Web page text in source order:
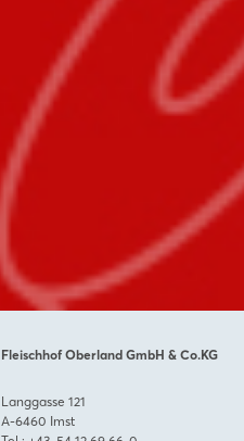
Fleischhof Oberland GmbH & Co.KG
Langgasse 121
A-6460 Imst